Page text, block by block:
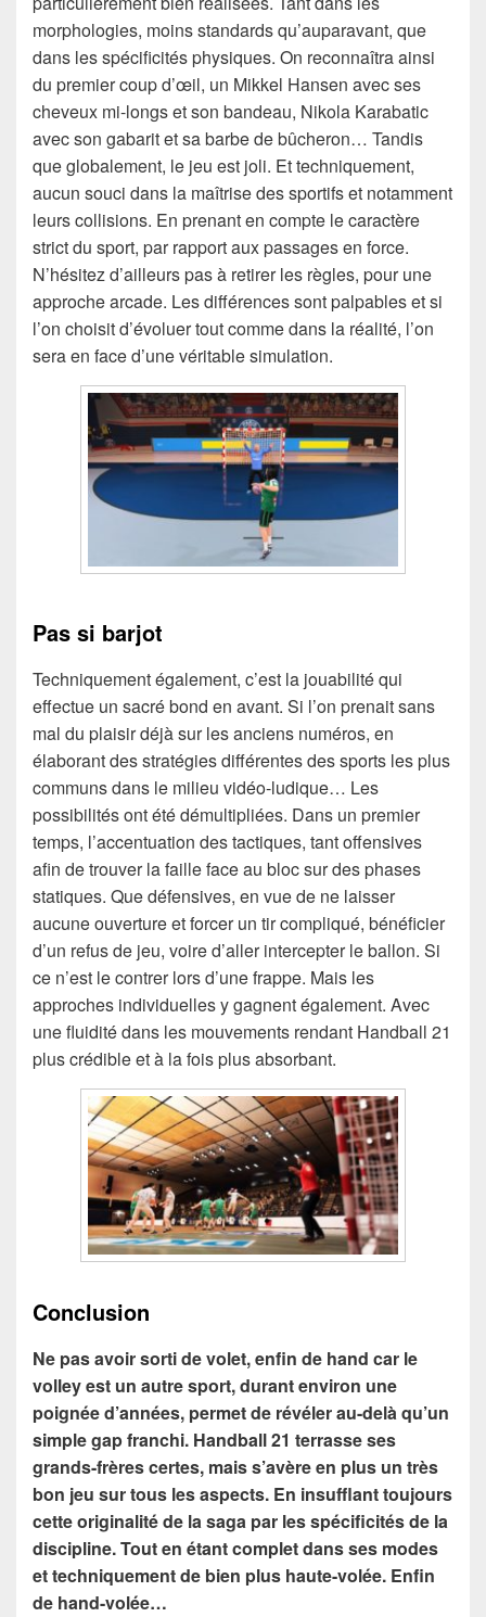
morphologies, moins standards qu’auparavant, que
dans les spécificités physiques. On reconnaîtra ainsi
du premier coup d’œil, un Mikkel Hansen avec ses
cheveux mi-longs et son bandeau, Nikola Karabatic
avec son gabarit et sa barbe de bûcheron… Tandis
que globalement, le jeu est joli. Et techniquement,
aucun souci dans la maîtrise des sportifs et notamment
leurs collisions. En prenant en compte le caractère
strict du sport, par rapport aux passages en force.
N’hésitez d’ailleurs pas à retirer les règles, pour une
approche arcade. Les différences sont palpables et si
l’on choisit d’évoluer tout comme dans la réalité, l’on
sera en face d’une véritable simulation.
Pas si barjot
Techniquement également, c’est la jouabilité qui
effectue un sacré bond en avant. Si l’on prenait sans
mal du plaisir déjà sur les anciens numéros, en
élaborant des stratégies différentes des sports les plus
communs dans le milieu vidéo-ludique… Les
possibilités ont été démultipliées. Dans un premier
temps, l’accentuation des tactiques, tant offensives
afin de trouver la faille face au bloc sur des phases
statiques. Que défensives, en vue de ne laisser
aucune ouverture et forcer un tir compliqué, bénéficier
d’un refus de jeu, voire d’aller intercepter le ballon. Si
ce n’est le contrer lors d’une frappe. Mais les
approches individuelles y gagnent également. Avec
une fluidité dans les mouvements rendant Handball 21
plus crédible et à la fois plus absorbant.
Conclusion
Ne pas avoir sorti de volet, enfin de hand car le
volley est un autre sport, durant environ une
poignée d’années, permet de révéler au-delà qu’un
simple gap franchi. Handball 21 terrasse ses
grands-frères certes, mais s’avère en plus un très
bon jeu sur tous les aspects. En insufflant toujours
cette originalité de la saga par les spécificités de la
discipline. Tout en étant complet dans ses modes
et techniquement de bien plus haute-volée. Enfin
de hand-volée…